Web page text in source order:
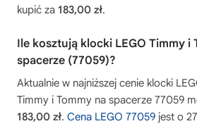
kupić za 183,00 zł.
Ile kosztują klocki LEGO Timmy i
spacerze (77059)?
Aktualnie w najniższej cenie klocki
Timmy i Tommy na spacerze 77059
183,00 zł. Cena LEGO 77059 jest o